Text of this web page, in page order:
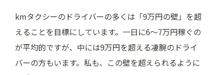
kmタクシーのドライバーの多くは「9万円の壁」を超
えることを目標にしています。一日に6〜7万円稼ぐの
が平均的ですが、中には9万円を超える凄腕のドライ
バーの方もいます。私も、この壁を超えられるように